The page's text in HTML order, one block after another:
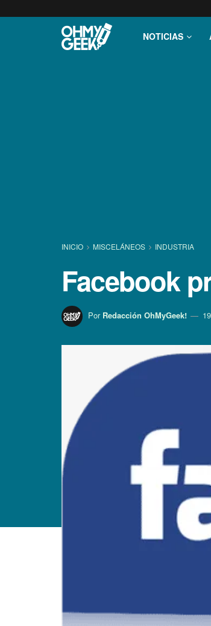
NOTICIAS
INICIO MISCELÁNEOS INDUSTRIA
Facebook
Por Redacción OhMyGeek!